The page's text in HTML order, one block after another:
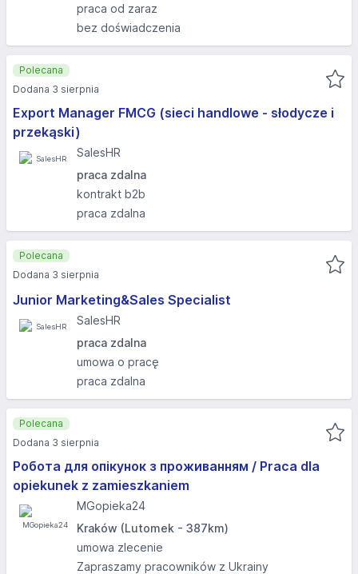
praca od zaraz
bez doświadczenia
Export Manager FMCG (sieci handlowe - słodycze i
przekąski)
SalesHR
praca zdalna
kontrakt b2b
praca zdalna
Polecana
Dodana 3 sierpnia
Junior Marketing&Sales Specialist
SalesHR
praca zdalna
umowa o pracę
praca zdalna
Polecana
Dodana 3 sierpnia
Робота для опікунок з проживанням / Praca dla
opiekunek z zamieszkaniem
MGopieka24
Kraków (Lutomek - 387km)
umowa zlecenie
Zapraszamy pracowników z Ukrainy
Polecana
Dodana 3 sierpnia